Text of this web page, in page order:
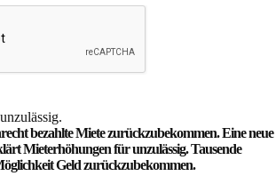
bezahlte Miete zurück­zubekommen. Eine neue
Mieterhöhungen für unzulässig. Tausende
Geld zurückzubekommen.